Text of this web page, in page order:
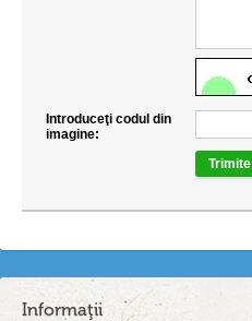
Introduceţi codul din
imagine:
Trimite
Informaţii